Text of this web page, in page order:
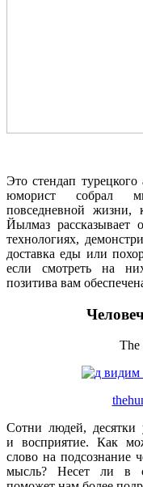
Это стендап
юморист собрал
повседневной жизни,
Йылмаз рассказывает
технологиях,
доставка еды или
если смотреть на
позитива вам
The
Сотни людей,
и восприятие. Как
слово на подсознание
мысль? Несет ли в